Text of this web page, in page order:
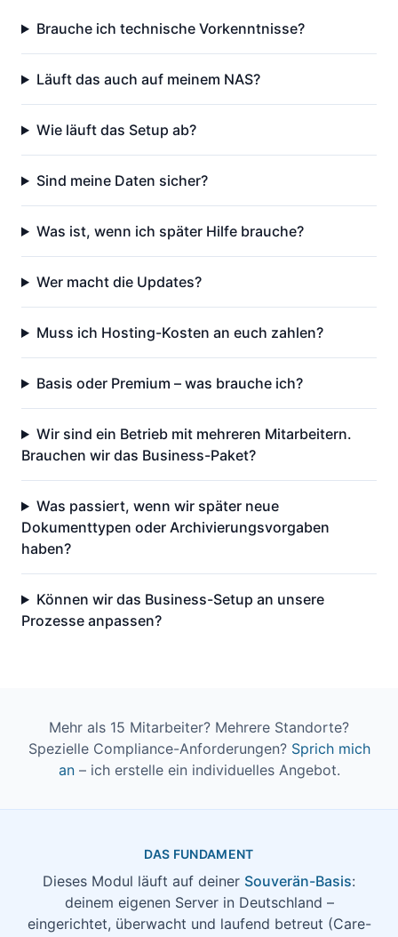
Brauche ich technische Vorkenntnisse?
Läuft das auch auf meinem NAS?
Wie läuft das Setup ab?
Sind meine Daten sicher?
Was ist, wenn ich später Hilfe brauche?
Wer macht die Updates?
Muss ich Hosting-Kosten an euch zahlen?
Basis oder Premium – was brauche ich?
Wir sind ein Betrieb mit mehreren Mitarbeitern.
Brauchen wir das Business-Paket?
Was passiert, wenn wir später neue
Dokumenttypen oder Archivierungsvorgaben
haben?
Können wir das Business-Setup an unsere
Prozesse anpassen?
Mehr als 15 Mitarbeiter? Mehrere Standorte?
Spezielle Compliance-Anforderungen? Sprich mich
an– ich erstelle ein individuelles Angebot.
DAS FUNDAMENT
Dieses Modul läuft auf deiner Souverän-Basis:
deinem eigenen Server in Deutschland –
eingerichtet, überwacht und laufend betreut (Care-